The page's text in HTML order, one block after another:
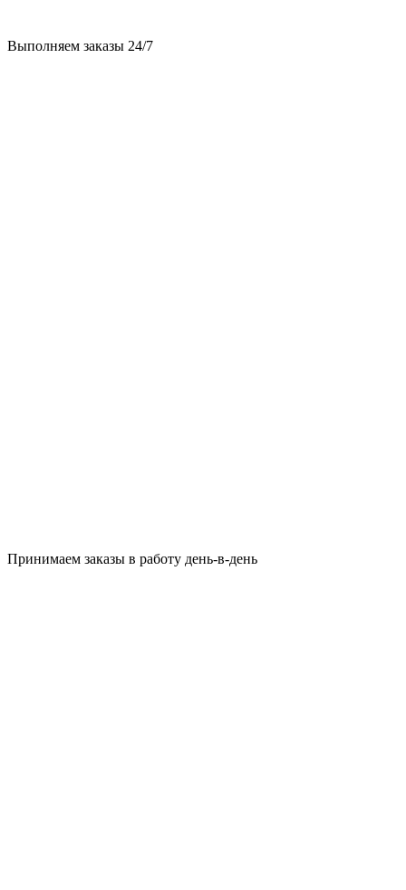
Выполняем заказы 24/7
Принимаем заказы в работу день-в-день